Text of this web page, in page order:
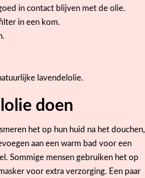
in contact blijven met de olie.
in een kom.
lavendelolie.
doen
het op hun huid na het douchen,
aan een warm bad voor een
Sommige mensen gebruiken het op
voor extra verzorging. Een paar